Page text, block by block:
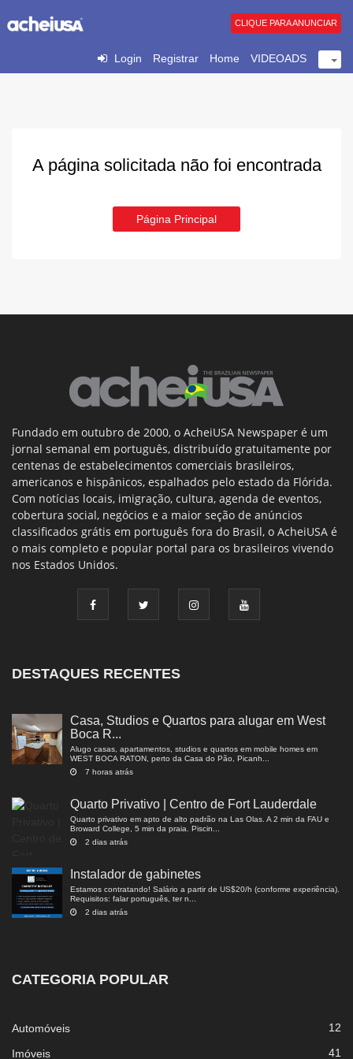
Login Registrar Home VIDEOADS
CLIQUE PARA ANUNCIAR
A página solicitada não foi encontrada
Página Principal
Fundado em outubro de 2000, o AcheiUSA Newspaper é um
jornal semanal em português, distribuído gratuitamente por
centenas de estabelecimentos comerciais brasileiros,
americanos e hispânicos, espalhados pelo estado da Flórida.
Com notícias locais, imigração, cultura, agenda de eventos,
cobertura social, negócios e a maior seção de anúncios
classificados grátis em português fora do Brasil, o AcheiUSA é
o mais completo e popular portal para os brasileiros vivendo
nos Estados Unidos.
DESTAQUES RECENTES
Casa, Studios e Quartos para alugar em West
Boca R...
Alugo casas, apartamentos, studios e quartos em mobile homes em
WEST BOCA RATON, perto da Casa do Pão, Picanh...
7 horas atrás
Quarto Privativo | Centro de Fort Lauderdale
Quarto privativo em apto de alto padrão na Las Olas. A 2 min da FAU e
Broward College, 5 min da praia. Piscin...
2 dias atrás
Instalador de gabinetes
Estamos contratando! Salário a partir de US$20/h (conforme experiência).
Requisitos: falar português, ter n...
2 dias atrás
CATEGORIA POPULAR
Automóveis 12
Imóveis 41